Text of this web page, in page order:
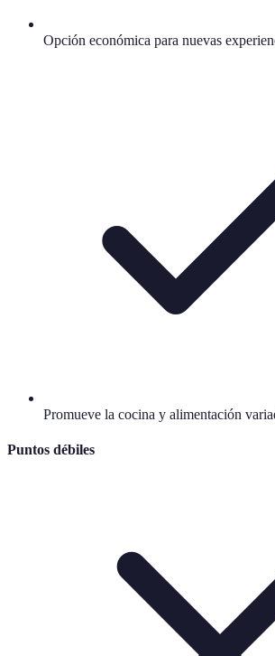
Opción económica para nuevas
Promueve la cocina y alimentación
Puntos débiles